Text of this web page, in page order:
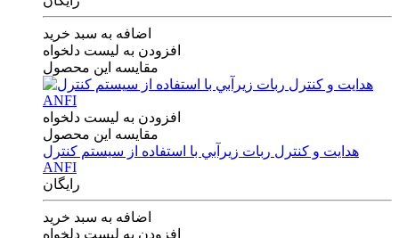
اضافه به سبد خرید
افزودن به لیست دلخواه
مقایسه این محصول
افزودن به لیست دلخواه
مقایسه این محصول
هدايت و كنترل ربات زيرآبي با استفاده از سيستم كنترل
ANFI
رایگان
اضافه به سبد خرید
افزودن به لیست دلخواه